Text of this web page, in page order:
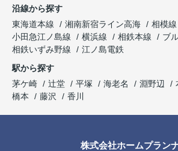
沿線から探す
東海道本線
湘南新宿ライン高海 相模線
小田急江ノ島線
横浜線 相鉄本線
ブ
相鉄いずみ野線
江ノ島電鉄
駅から探す
茅ケ崎
辻堂 平塚 海老名 淵野辺
橋本
藤沢 香川
株式会社ホームプラン